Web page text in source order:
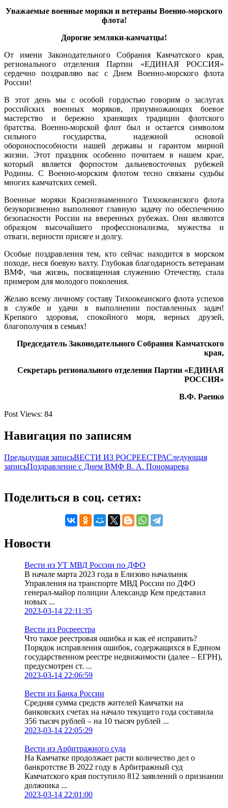
Уважаемые военные моряки и ветераны Военно-морского
флота!
Дорогие земляки-камчатцы!
От имени Законодательного Собрания Камчатского края,
регионального отделения Партии «ЕДИНАЯ РОССИЯ»
сердечно поздравляю вас с Днем Военно-морского флота
России!
В этот день мы с особой гордостью говорим о заслугах
российских военных моряков, приумножающих боевое
мастерство и бережно хранящих традиции флотского
братства. Военно-морской флот был и остается символом
сильного государства, надежной основой
обороноспособности нашей державы и гарантом мирной
жизни. Этот праздник особенно почитаем в нашем крае,
который является форпостом дальневосточных рубежей
Родины. С Военно-морским флотом тесно связаны судьбы
многих камчатских семей.
Военные моряки Краснознаменного Тихоокеанского флота
безукоризненно выполняют главную задачу по обеспечению
безопасности России на вверенных рубежах. Они являются
образцом высочайшего профессионализма, мужества и
отваги, верности присяге и долгу.
Особые поздравления тем, кто сейчас находится в морском
походе, неся боевую вахту. Глубокая благодарность ветеранам
ВМФ, чья жизнь, посвященная служению Отечеству, стала
примером для молодого поколения.
Желаю всему личному составу Тихоокеанского флота успехов
в службе и удачи в выполнении поставленных задач!
Крепкого здоровья, спокойного моря, верных друзей,
благополучия в семьях!
Председатель Законодательного Собрания Камчатского
края,
Секретарь регионального отделения Партии «ЕДИНАЯ
РОССИЯ»
В.Ф. Раенко
Post Views: 84
Навигация по записям
Предыдущая записьВЕСТИ ИЗ РОСРЕЕСТРАСледующая
записьПоздравление с Днем ВМФ В. А. Пономарева
Поделиться в соц. сетях:
Новости
Вести из УТ МВД России по ДФО
В начале марта 2023 года в Елизово начальник
Управления на транспорте МВД России по ДФО
генерал-майор полиции Александр Кем представил
новых ...
2023-03-14 22:11:35
Вести из Росреестра
Что такое реестровая ошибка и как её исправить?
Порядок исправления ошибок, содержащихся в Едином
государственном реестре недвижимости (далее – ЕГРН),
предусмотрен ст. ...
2023-03-14 22:06:59
Вести из Банка России
Средняя сумма средств жителей Камчатки на
банковских счетах на начало текущего года составила
356 тысяч рублей – на 10 тысяч рублей ...
2023-03-14 22:05:29
Вести из Арбитражного суда
На Камчатке продолжает расти количество дел о
банкротстве В 2022 году в Арбитражный суд
Камчатского края поступило 812 заявлений о признании
должника ...
2023-03-14 22:01:00